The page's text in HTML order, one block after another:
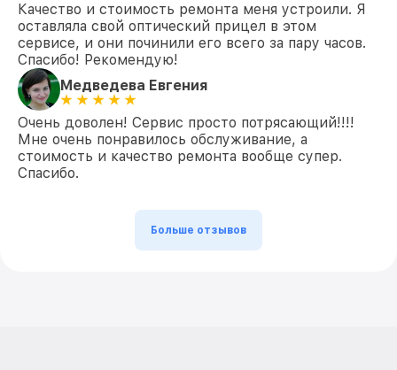
Качество и стоимость ремонта меня устроили. Я
оставляла свой оптический прицел в этом
сервисе, и они починили его всего за пару часов.
Спасибо! Рекомендую!
Медведева Евгения
Очень доволен! Сервис просто потрясающий!!!!
Мне очень понравилось обслуживание, а
стоимость и качество ремонта вообще супер.
Спасибо.
Больше отзывов